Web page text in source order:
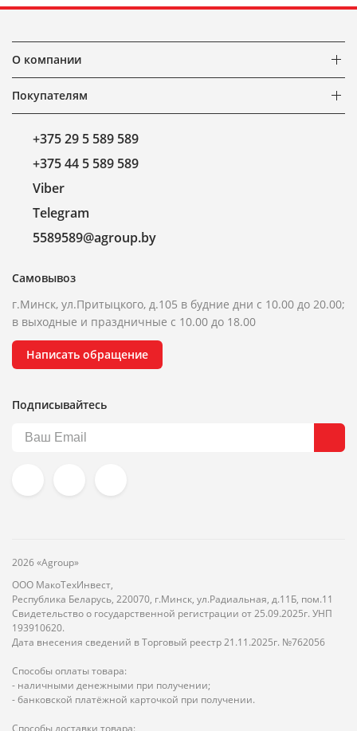
О компании
Покупателям
+375 29 5 589 589
+375 44 5 589 589
Viber
Telegram
5589589@agroup.by
Самовывоз
г.Минск, ул.Притыцкого, д.105 в будние дни с 10.00 до 20.00;
в выходные и праздничные с 10.00 до 18.00
Написать обращение
Подписывайтесь
2026 «Agroup»
ООО МакоТехИнвест,
Республика Беларусь, 220070, г.Минск, ул.Радиальная, д.11Б, пом.11
Свидетельство о государственной регистрации от 25.09.2025г. УНП
193910620.
Дата внесения сведений в Торговый реестр 21.11.2025г. №762056
Способы оплаты товара:
- наличными денежными при получении;
- банковской платёжной карточкой при получении.
Способы доставки товара: